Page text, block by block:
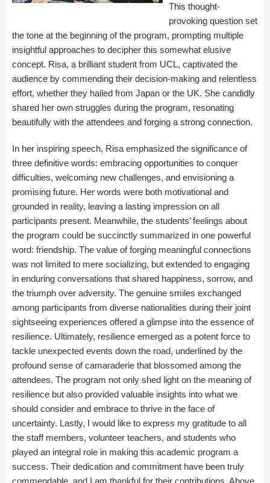
This thought-
provoking question set
the tone at the beginning of the program, prompting multiple
insightful approaches to decipher this somewhat elusive
concept. Risa, a brilliant student from UCL, captivated the
audience by commending their decision-making and relentless
effort, whether they hailed from Japan or the UK. She candidly
shared her own struggles during the program, resonating
beautifully with the attendees and forging a strong connection.
In her inspiring speech, Risa emphasized the significance of
three definitive words: embracing opportunities to conquer
difficulties, welcoming new challenges, and envisioning a
promising future. Her words were both motivational and
grounded in reality, leaving a lasting impression on all
participants present. Meanwhile, the students’ feelings about
the program could be succinctly summarized in one powerful
word: friendship. The value of forging meaningful connections
was not limited to mere socializing, but extended to engaging
in enduring conversations that shared happiness, sorrow, and
the triumph over adversity. The genuine smiles exchanged
among participants from diverse nationalities during their joint
sightseeing experiences offered a glimpse into the essence of
resilience. Ultimately, resilience emerged as a potent force to
tackle unexpected events down the road, underlined by the
profound sense of camaraderie that blossomed among the
attendees. The program not only shed light on the meaning of
resilience but also provided valuable insights into what we
should consider and embrace to thrive in the face of
uncertainty. Lastly, I would like to express my gratitude to all
the staff members, volunteer teachers, and students who
played an integral role in making this academic program a
success. Their dedication and commitment have been truly
commendable, and I am thankful for their contributions. Above